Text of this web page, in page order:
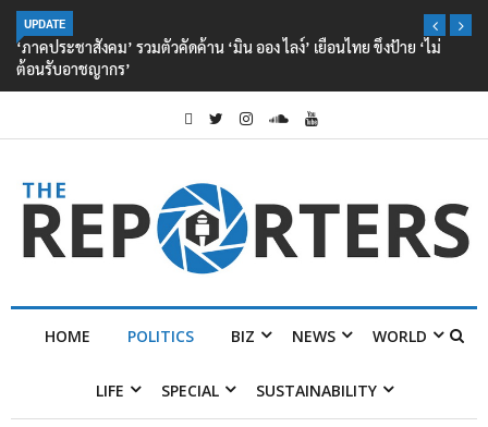
UPDATE
‘ภาคประชาสังคม’ รวมตัวคัดค้าน ‘มิน ออง ไลง์’ เยือนไทย ขึงป้าย ‘ไม่
ต้อนรับอาชญากร’
HOME POLITICS BIZ NEWS WORLD
LIFE SPECIAL SUSTAINABILITY